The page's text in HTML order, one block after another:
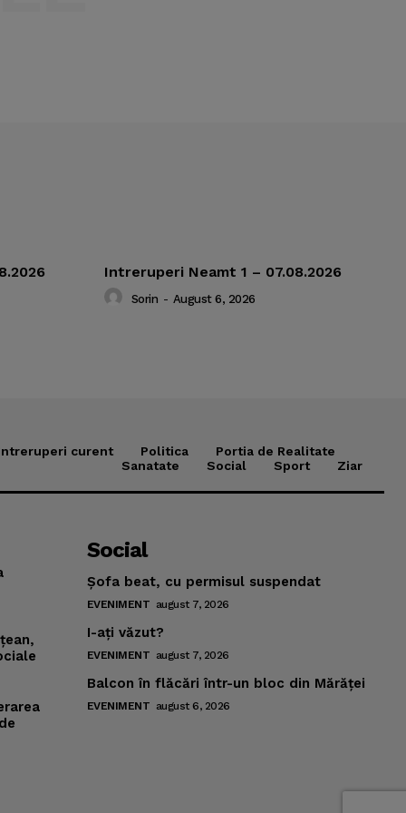
Intreruperi Neamt 1 – 07.08.2026
Sorin - August 6, 2026
curent Politica
Portia de Realitate
Sanatate
Social Sport Ziar
Social
Şofa beat, cu permisul suspendat
EVENIMENT august 7, 2026
I-aţi văzut?
EVENIMENT august 7, 2026
Balcon în flăcări într-un bloc din Mărăţei
EVENIMENT august 6, 2026